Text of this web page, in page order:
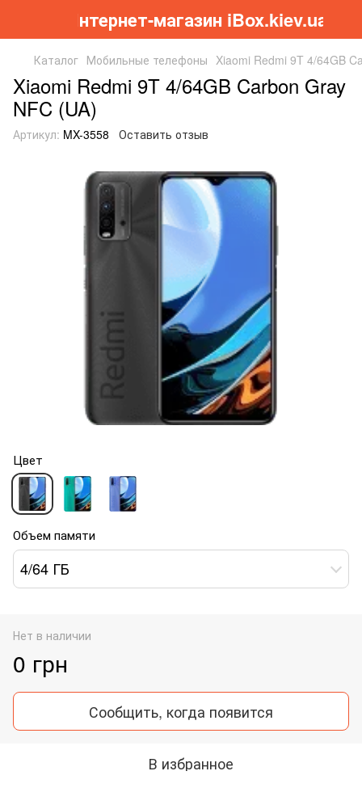
Інтернет-магазин iBox.kiev.ua
Каталог Мобильные телефоны Xiaomi Redmi 9T 4/64GB
Xiaomi Redmi 9T 4/64GB Carbon Gray
NFC (UA)
Артикул: MX-3558 Оставить отзыв
Цвет
Объем памяти
4/64 ГБ
Нет в наличии
0 грн
Сообщить, когда появится
В избранное